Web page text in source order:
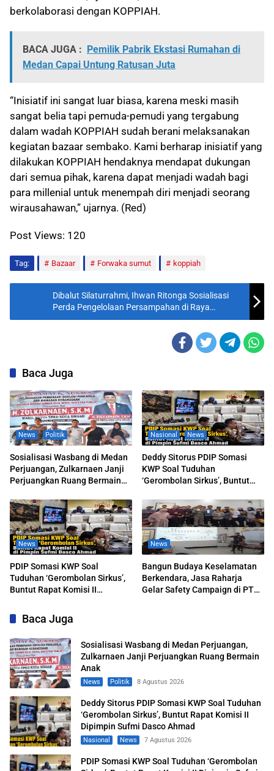
berkolaborasi dengan KOPPIAH.
BACA JUGA : Pemilik Pabrik Ekstasi Rumahan di
Medan Capai Untung Ratusan Juta
“Inisiatif ini sangat luar biasa, karena meski masih
sangat belia tapi pemuda-pemudi yang tergabung
dalam wadah KOPPIAH sudah berani melaksanakan
kegiatan bazaar sembako. Kami berharap inisiatif yang
dilakukan KOPPIAH hendaknya mendapat dukungan
dari semua pihak, karena dapat menjadi wadah bagi
para millenial untuk menempah diri menjadi seorang
wirausahawan,” ujarnya. (Red)
Post Views: 120
Tag: Bazaar Forwaka sumut koppiah
Dibalut Silaturrahmi, Ihwan Ritonga Sosialisasi
Perda Pengelolaan Persampahan di Raya
Menteng
Baca Juga
News Politik
Sosialisasi Wasbang di Medan
Perjuangan, Zulkarnaen Janji
Perjuangkan Ruang Bermain
Nasional News
Deddy Sitorus PDIP Somasi
KWP Soal Tuduhan
‘Gerombolan Sirkus’, Buntut
Dasco Ahmad
News
PDIP Somasi KWP Soal
Tuduhan ‘Gerombolan Sirkus’,
Buntut Rapat Komisi II
News
Bangun Budaya Keselamatan
Berkendara, Jasa Raharja
Gelar Safety Campaign di PT
Baca Juga
Sosialisasi Wasbang di Medan Perjuangan,
Zulkarnaen Janji Perjuangkan Ruang Bermain
Anak
News Politik 8 Agustus 2026
Deddy Sitorus PDIP Somasi KWP Soal Tuduhan
‘Gerombolan Sirkus’, Buntut Rapat Komisi II
Dipimpin Sufmi Dasco Ahmad
Nasional News 7 Agustus 2026
PDIP Somasi KWP Soal Tuduhan ‘Gerombolan